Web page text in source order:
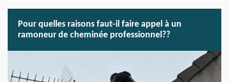
Pour quelles raisons faut-il faire appel à un
ramoneur de cheminée professionnel??